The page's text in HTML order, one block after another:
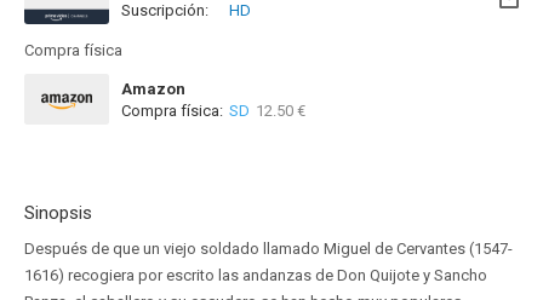
Suscripción:
HD
Compra física
Amazon
Compra física: SD 12.50 €
Sinopsis
Después de que un viejo soldado llamado Miguel de Cervantes (1547-
1616) recogiera por escrito las andanzas de Don Quijote y Sancho